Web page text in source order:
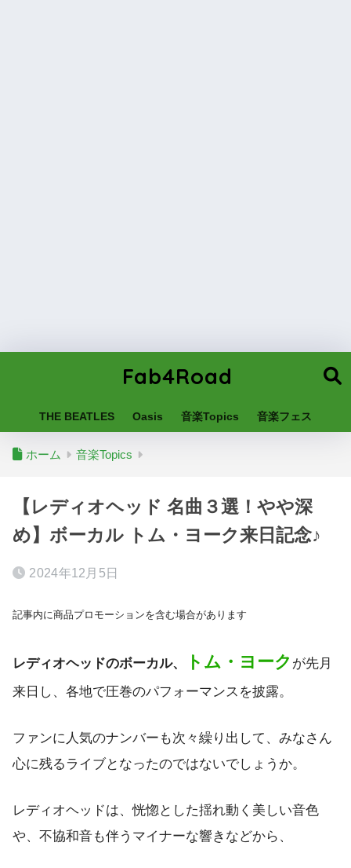
Fab4Road
THE BEATLES Oasis 音楽Topics 音楽フェス
ホーム 音楽Topics
【レディオヘッド 名曲３選！やや深
め】ボーカル トム・ヨーク来日記念♪
2024年12月5日
記事内に商品プロモーションを含む場合があります
レディオヘッドのボーカル、 トム・ヨーク が先月
来日し、各地で圧巻のパフォーマンスを披露。
ファンに人気のナンバーも次々繰り出して、みなさん
心に残るライブとなったのではないでしょうか。
レディオヘッドは、恍惚とした揺れ動く美しい音色
や、不協和音も伴うマイナーな響きなどから、